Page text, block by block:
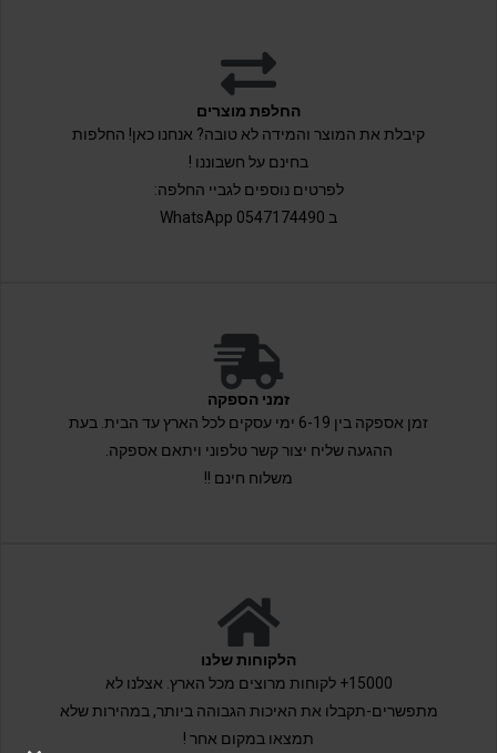
החלפת מוצרים
קיבלת את המוצר והמידה לא טובה? אנחנו כאן! החלפות
בחינם על חשבוננו !
לפרטים נוספים לגביי החלפה:
ב 0547174490 WhatsApp
זמני הספקה
זמן אספקה בין 6-19 ימי עסקים לכל הארץ עד הבית. בעת
ההגעה שליח יצור קשר טלפוני ויתאם אספקה.
משלוח חינם !!
הלקוחות שלנו
15000+ לקוחות מרוצים מכל הארץ. אצלנו לא
מתפשרים-תקבלו את האיכות הגבוהה ביותר, במהירות שלא
תמצאו במקום אחר !